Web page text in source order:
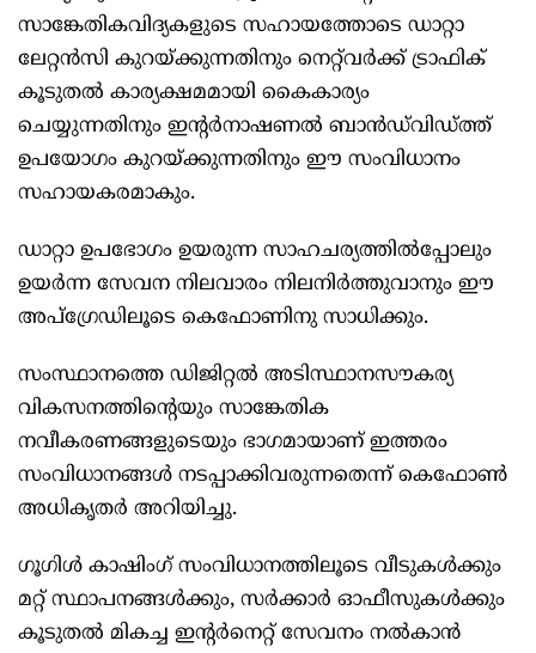
സാങ്കേതികവിദ്യകളുടെ സഹായത്തോടെ ഡാറ്റാ
ലേറ്റൻസി കുറയ്ക്കുന്നതിനും നെറ്റ്‌വർക്ക് ട്രാഫിക്
കൂടുതൽ കാര്യക്ഷമമായി കൈകാര്യം
ചെയ്യുന്നതിനും ഇന്റർനാഷണൽ ബാൻഡ്‌വിഡ്ത്ത്
ഉപയോഗം കുറയ്ക്കുന്നതിനും ഈ സംവിധാനം
സഹായകരമാകും.
ഡാറ്റാ ഉപഭോഗം ഉയരുന്ന സാഹചര്യത്തിൽപ്പോലും
ഉയർന്ന സേവന നിലവാരം നിലനിർത്തുവാനും ഈ
അപ്‌ഗ്രേഡിലൂടെ കെഫോണിനു സാധിക്കും.
സംസ്ഥാനത്തെ ഡിജിറ്റൽ അടിസ്ഥാനസൗകര്യ
വികസനത്തിന്റെയും സാങ്കേതിക
നവീകരണങ്ങളുടെയും ഭാഗമായാണ് ഇത്തരം
സംവിധാനങ്ങൾ നടപ്പാക്കിവരുന്നതെന്ന് കെഫോൺ
അധികൃതർ അറിയിച്ചു.
ഗൂഗിൾ കാഷിംഗ് സംവിധാനത്തിലൂടെ വീടുകൾക്കും
മറ്റ് സ്ഥാപനങ്ങൾക്കും, സർക്കാർ ഓഫീസുകൾക്കും
കൂടുതൽ മികച്ച ഇന്റർനെറ്റ് സേവനം നൽകാൻ